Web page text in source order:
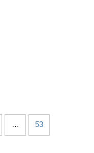
… 53